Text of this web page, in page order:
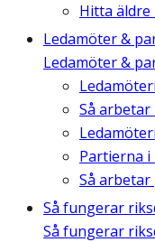
Hitta
Ledamöter &
Ledamöter &
Så
Partierna i
Så
Så fungerar
Så fungerar